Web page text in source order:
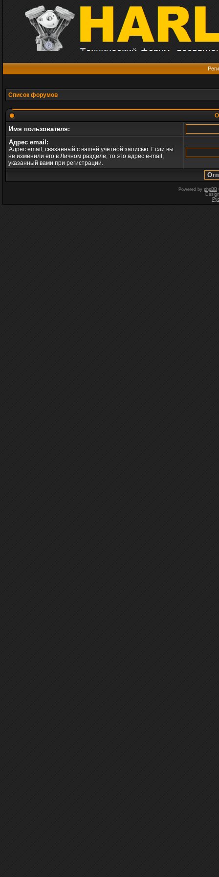
Список форумов
Имя пользователя:
Адрес email:
Адрес email, связанный с вашей учётной записью. Если вы
не изменили его в Личном разделе, то это адрес e-mail,
указанный вами при регистрации.
Powered by phpBB